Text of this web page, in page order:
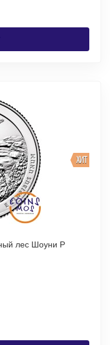
ХИТ
США 25 центов 2016 г Национальный лес Шоуни P